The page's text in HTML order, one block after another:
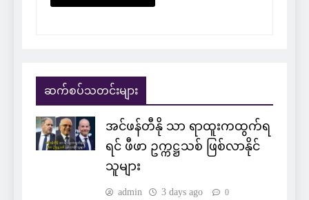
ဆက်စပ်သတင်းများ
အင်ဖန်တီနို သာ ရာထူးကထွက်ရ
ရင် ဖီဖာ ဥက္ကဋ္ဌသစ် ဖြစ်လာနိုင်
သူများ
admin 3 days ago 0